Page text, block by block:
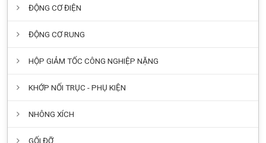
ĐỘNG CƠ ĐIỆN
ĐỘNG CƠ RUNG
HỘP GIẢM TỐC CÔNG NGHIỆP NẶNG
KHỚP NỐI TRỤC - PHỤ KIỆN
NHÔNG XÍCH
GỐI ĐỠ